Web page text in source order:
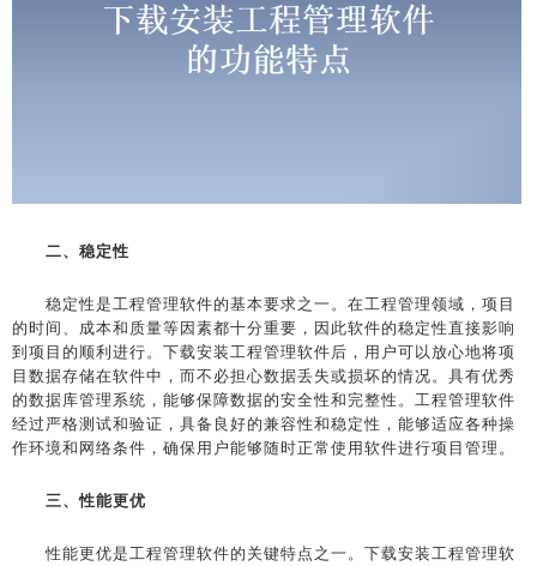
二、稳定性
稳定性是工程管理软件的基本要求之一。在工程管理领域，项目
的时间、成本和质量等因素都十分重要，因此软件的稳定性直接影响
到项目的顺利进行。下载安装工程管理软件后，用户可以放心地将项
目数据存储在软件中，而不必担心数据丢失或损坏的情况。具有优秀
的数据库管理系统，能够保障数据的安全性和完整性。工程管理软件
经过严格测试和验证，具备良好的兼容性和稳定性，能够适应各种操
作环境和网络条件，确保用户能够随时正常使用软件进行项目管理。
三、性能更优
性能更优是工程管理软件的关键特点之一。下载安装工程管理软